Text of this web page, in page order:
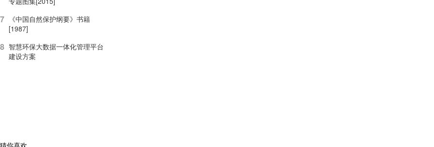
7
《中国自然保护纲要》书籍
[1987]
8 智慧环保大数据一体化管理平台
建设方案
猜你喜欢